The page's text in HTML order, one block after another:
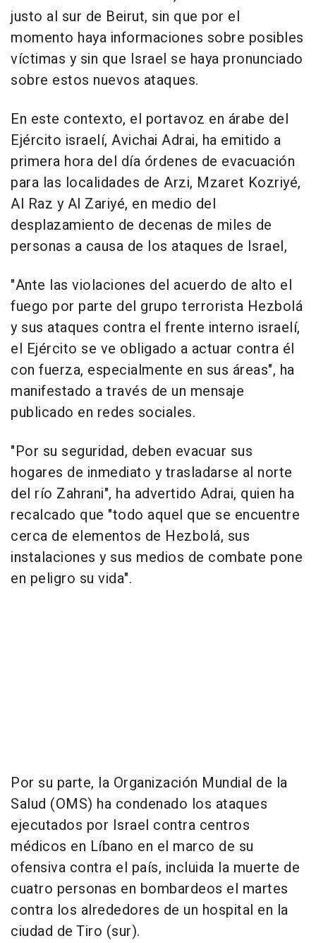
justo al sur de Beirut, sin que por el
momento haya informaciones sobre posibles
víctimas y sin que Israel se haya pronunciado
sobre estos nuevos ataques.
En este contexto, el portavoz en árabe del
Ejército israelí, Avichai Adrai, ha emitido a
primera hora del día órdenes de evacuación
para las localidades de Arzi, Mzaret Kozriyé,
Al Raz y Al Zariyé, en medio del
desplazamiento de decenas de miles de
personas a causa de los ataques de Israel,
"Ante las violaciones del acuerdo de alto el
fuego por parte del grupo terrorista Hezbolá
y sus ataques contra el frente interno israelí,
el Ejército se ve obligado a actuar contra él
con fuerza, especialmente en sus áreas", ha
manifestado a través de un mensaje
publicado en redes sociales.
"Por su seguridad, deben evacuar sus
hogares de inmediato y trasladarse al norte
del río Zahrani", ha advertido Adrai, quien ha
recalcado que "todo aquel que se encuentre
cerca de elementos de Hezbolá, sus
instalaciones y sus medios de combate pone
en peligro su vida".
Por su parte, la Organización Mundial de la
Salud (OMS) ha condenado los ataques
ejecutados por Israel contra centros
médicos en Líbano en el marco de su
ofensiva contra el país, incluida la muerte de
cuatro personas en bombardeos el martes
contra los alrededores de un hospital en la
ciudad de Tiro (sur).